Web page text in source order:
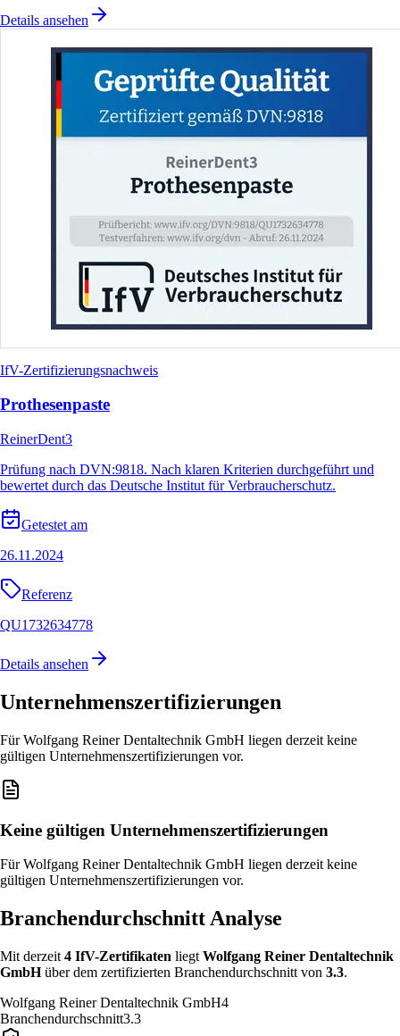
Details ansehen
IfV-Zertifizierungsnachweis
Prothesenpaste
ReinerDent3
Prüfung nach DVN:9818. Nach klaren Kriterien durchgeführt und
bewertet durch das Deutsche Institut für Verbraucherschutz.
Getestet am
26.11.2024
Referenz
QU1732634778
Details ansehen
Unternehmenszertifizierungen
Für Wolfgang Reiner Dentaltechnik GmbH liegen derzeit keine
gültigen Unternehmenszertifizierungen vor.
Keine gültigen Unternehmenszertifizierungen
Für Wolfgang Reiner Dentaltechnik GmbH liegen derzeit keine
gültigen Unternehmenszertifizierungen vor.
Branchendurchschnitt Analyse
Mit derzeit 4 IfV-Zertifikaten liegt Wolfgang Reiner Dentaltechnik
GmbH überdem zertifizierten Branchendurchschnitt von 3.3.
Wolfgang Reiner Dentaltechnik GmbH4
Branchendurchschnitt3.3